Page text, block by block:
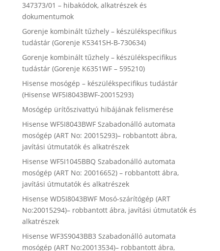
347373/01 – hibakódok, alkatrészek és
dokumentumok
Gorenje kombinált tűzhely – készülékspecifikus
tudástár (Gorenje K5341SH-B-730634)
Gorenje kombinált tűzhely – készülékspecifikus
tudástár (Gorenje K6351WF – 595210)
Hisense mosógép – készülékspecifikus tudástár
(Hisense WF5I8043BWF-20015293)
Mosógép ürítőszivattyú hibájának felismerése
Hisense WF5I8043BWF Szabadonálló automata
mosógép (ART No: 20015293)– robbantott ábra,
javítási útmutatók és alkatrészek
Hisense WF5I1045BBQ Szabadonálló automata
mosógép (ART No: 20016652) – robbantott ábra,
javítási útmutatók és alkatrészek
Hisense WD5I8043BWF Mosó-szárítógép (ART
No:20015294)– robbantott ábra, javítási útmutatók és
alkatrészek
Hisense WF3S9043BB3 Szabadonálló automata
mosógép (ART No:20013534)– robbantott ábra,